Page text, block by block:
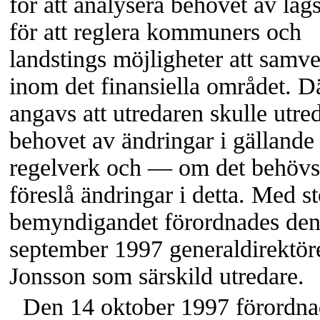
för att reglera kommuners och
landstings möjligheter att
inom det finansiella området.
angavs att utredaren skulle
behovet av ändringar i gällande
regelverk och — om det
föreslå ändringar i detta. Med
bemyndigandet förordnades
september 1997
Jonsson som särskild utredare.
Den 14 oktober 1997